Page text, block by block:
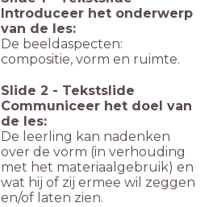
Introduceer het onderwerp
van de les:
De beeldaspecten:
compositie, vorm en ruimte.
Slide 2 - Tekstslide
Communiceer het doel van
de les:
De leerling kan nadenken
over de vorm (in verhouding
met het materiaalgebruik) en
wat hij of zij ermee wil zeggen
en/of laten zien.